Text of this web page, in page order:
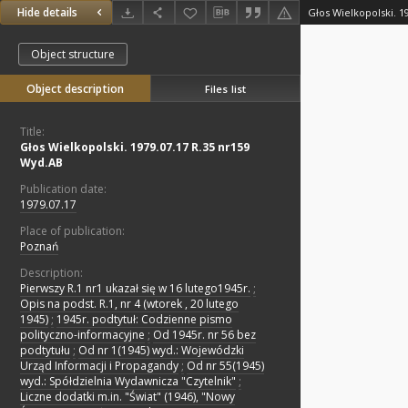
Hide details Głos Wielkopolski.
Object structure
Object description Files list
Title:
Głos Wielkopolski. 1979.07.17 R.35 nr159
Wyd.AB
Publication date:
1979.07.17
Place of publication:
Poznań
Description:
Pierwszy R.1 nr1 ukazał się w 16 lutego1945r. ;
Opis na podst. R.1, nr 4 (wtorek , 20 lutego
1945) ; 1945r. podtytuł: Codzienne pismo
polityczno-informacyjne ; Od 1945r. nr 56 bez
podtytułu ; Od nr 1(1945) wyd.: Wojewódzki
Urząd Informacji i Propagandy ; Od nr 55(1945)
wyd.: Spółdzielnia Wydawnicza "Czytelnik" ;
Liczne dodatki m.in. "Świat" (1946), "Nowy